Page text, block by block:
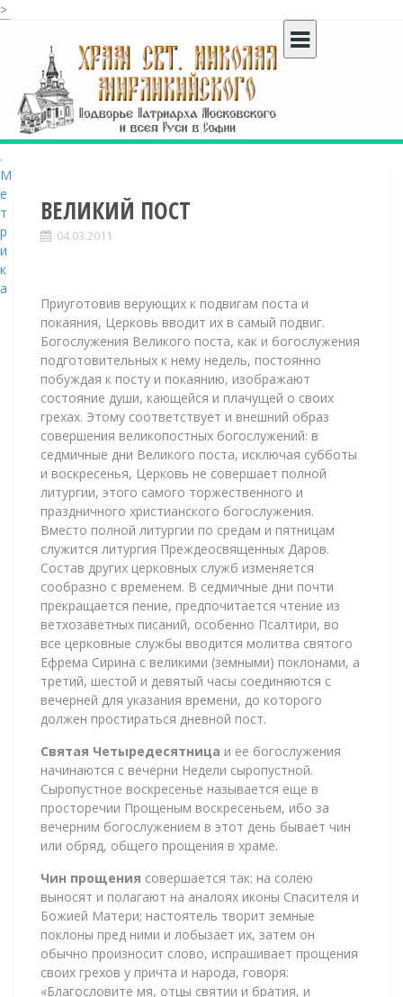
>
c
o
n
t
e
n
t
ВЕЛИКИЙ ПОСТ
04.03.2011
Приуготовив верующих к подвигам поста и
покаяния, Церковь вводит их в самый подвиг.
Богослужения Великого поста, как и богослужения
подготовительных к нему недель, постоянно
побуждая к посту и покаянию, изображают
состояние души, кающейся и плачущей о своих
грехах. Этому соответствует и внешний образ
совершения великопостных богослужений: в
седмичные дни Великого поста, исключая субботы
и воскресенья, Церковь не совершает полной
литургии, этого самого торжественного и
праздничного христианского богослужения.
Вместо полной литургии по средам и пятницам
служится литургия Преждеосвященных Даров.
Состав других церковных служб изменяется
сообразно с временем. В седмичные дни почти
прекращается пение, предпочитается чтение из
ветхозаветных писаний, особенно Псалтири, во
все церковные службы вводится молитва святого
Ефрема Сирина с великими (земными) поклонами, а
третий, шестой и девятый часы соединяются с
вечерней для указания времени, до которого
должен простираться дневной пост.
Святая Четыредесятница и ее богослужения
начинаются с вечерни Недели сыропустной.
Сыропустное воскресенье называется еще в
просторечии Прощеным воскресеньем, ибо за
вечерним богослужением в этот день бывает чин
или обряд, общего прощения в храме.
Чин прощения совершается так: на солею
выносят и полагают на аналоях иконы Спасителя и
Божией Матери; настоятель творит земные
поклоны пред ними и лобызает их, затем он
обычно произносит слово, испрашивает прощения
своих грехов у причта и народа, говоря:
«Благословите мя, отцы святии и братия, и